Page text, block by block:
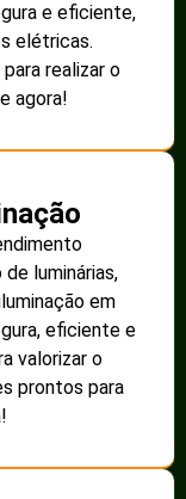
e eficiente,
elétricas.
realizar o
agora!
luminárias,
em
eficiente e
valorizar o
prontos para